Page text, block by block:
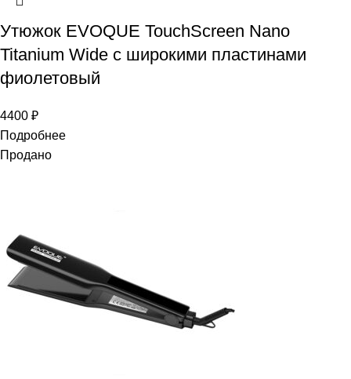
Утюжок EVOQUE TouchScreen Nano
Titanium Wide с широкими пластинами
фиолетовый
4400 ₽
Подробнее
Продано